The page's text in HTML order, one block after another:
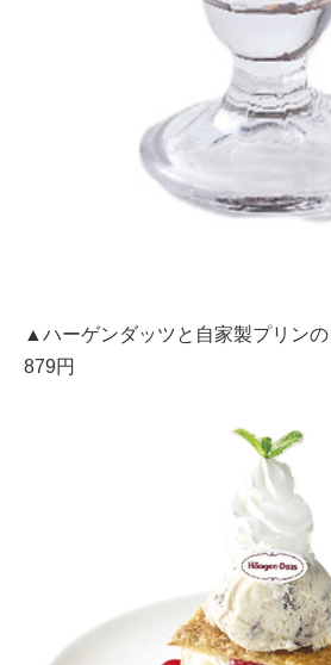
▲ハーゲンダッツと自家製プリン
879円